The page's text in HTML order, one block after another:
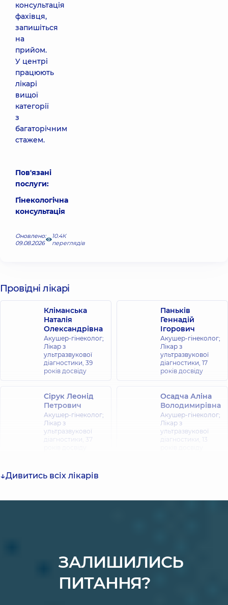
консультація
фахівця,
запишіться
на
прийом.
У центрі
працюють
лікарі
вищої
категорії
з
багаторічним
стажем.
Пов'язані
послуги:
Гінекологічна
консультація
Оновлено:
09.08.2026
10.4К
переглядів
Провідні лікарі
Кліманська
Наталія
Олександрівна
Акушер-гінеколог;
Лікар з
ультразвукової
діагностики, 39
років досвіду
Паньків
Геннадій
Ігорович
Акушер-гінеколог;
Лікар з
ультразвукової
діагностики, 17
років досвіду
Сірук Леонід
Петрович
Акушер-гінеколог;
Лікар з
ультразвукової
діагностики, 37
Осадча Аліна
Володимирівна
Акушер-гінеколог;
Лікар з
ультразвукової
діагностики, 13
практики -
Дивитись всіх лікарів
ЗАЛИШИЛИСЬ
ПИТАННЯ?